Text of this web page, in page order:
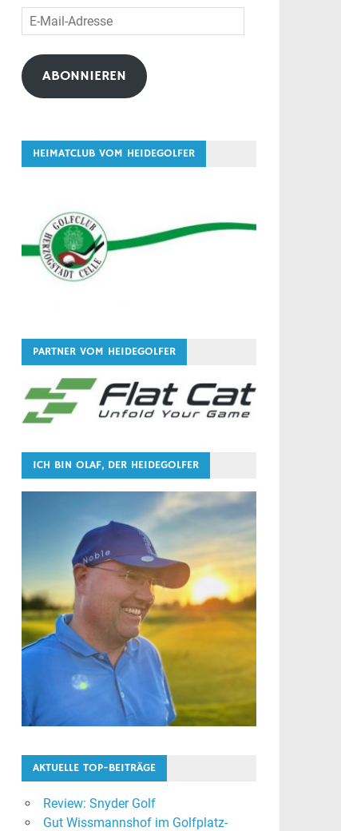
E-
Mail-
Adresse
ABONNIEREN
HEIMATCLUB VOM HEIDEGOLFER
PARTNER VOM HEIDEGOLFER
ICH BIN OLAF, DER HEIDEGOLFER
AKTUELLE TOP-BEITRÄGE
Review: Snyder Golf
Gut Wissmannshof im Golfplatz-